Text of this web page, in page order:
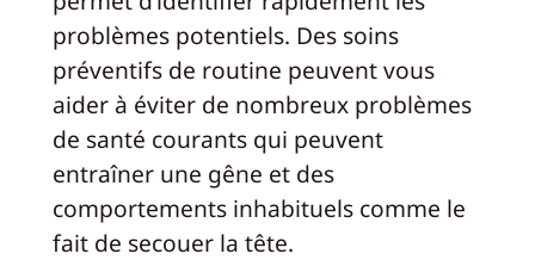
problèmes potentiels. Des soins
préventifs de routine peuvent vous
aider à éviter de nombreux problèmes
de santé courants qui peuvent
entraîner une gêne et des
comportements inhabituels comme le
fait de secouer la tête.